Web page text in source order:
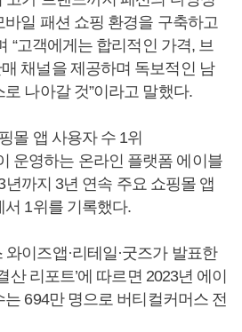
일 패션 쇼핑 환경을 구축하고
“고객에게는 합리적인 가격, 브
채널을 제공하며 독보적인 남
나아갈 것”이라고 말했다.
몰 앱 사용자 수 1위
운영하는 온라인 플랫폼 에이블
년까지 3년 연속 주요 쇼핑몰 앱
1위를 기록했다.
와이즈앱·리테일·굿즈가 발표한
산 리포트’에 따르면 2023년 에이
694만 명으로 버티컬커머스 전